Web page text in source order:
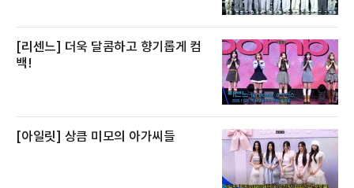
[리센느] 더욱 달콤하고 향기롭게 컴
백!
[아일릿] 상큼 미모의 아가씨들